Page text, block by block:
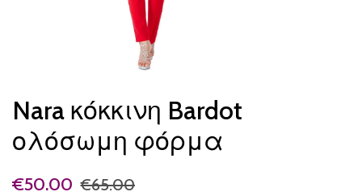
Nara κόκκινη Bardot
ολόσωμη φόρμα
€50.00 €65.00